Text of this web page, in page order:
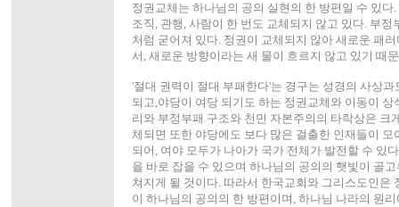
정권교체는 하나님의 공의 실현의 한 방편일 수 있다
조직, 관행, 사람이 한 번도 교체되지 않고 있다. 부
처럼 굳어져 있다. 정권이 교체되지 않아 새로운 패
서, 새로운 방향이라는 새 물이 흐르지 않고 있기 때
'절대 권력이 절대 부패한다'는 경구는 성경의 사상
되고,야당이 여당 되기도 하는 정권교체와 이동이
리와 부정부패 구조와 천민 자본주의의 타락상은 크
체되면 또한 야당에도 보다 많은 걸출한 인재들이
되어, 여야 모두가 나아가 국가 전체가 발전할 수 있
을 바로 잡을 수 있으며 하나님의 공의의 햇빛이 골
쳐지게 될 것이다. 따라서 한국교회와 그리스도인은
이 하나님의 공의의 한 방편이며, 하나님 나라의 원